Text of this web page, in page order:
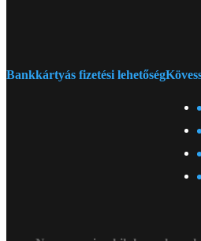
Bankkártyás fizetési lehetőség